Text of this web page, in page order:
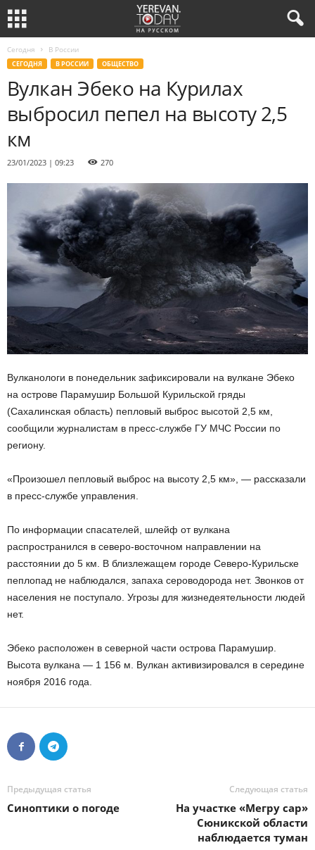
Сегодня В России
СЕГОДНЯ В РОССИИ ОБЩЕСТВО
Вулкан Эбеко на Курилах
выбросил пепел на высоту 2,5
км
23/01/2023 | 09:23 270
Вулканологи в понедельник зафиксировали на вулкане Эбеко
на острове Парамушир Большой Курильской гряды
(Сахалинская область) пепловый выброс высотой 2,5 км,
сообщили журналистам в пресс-службе ГУ МЧС России по
региону.
«Произошел пепловый выброс на высоту 2,5 км», — рассказали
в пресс-службе управления.
По информации спасателей, шлейф от вулкана
распространился в северо-восточном направлении на
расстоянии до 5 км. В близлежащем городе Северо-Курильске
пеплопад не наблюдался, запаха сероводорода нет. Звонков от
населения не поступало. Угрозы для жизнедеятельности людей
нет.
Эбеко расположен в северной части острова Парамушир.
Высота вулкана — 1 156 м. Вулкан активизировался в середине
ноября 2016 года.
Предыдущая статья
Синоптики о погоде
Следующая статья
На участке «Мегру сар»
Сюникской области
наблюдается туман